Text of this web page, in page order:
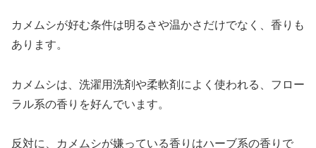
カメムシが好む条件は明るさや温かさだけでなく、香りも
あります。
カメムシは、洗濯用洗剤や柔軟剤によく使われる、フロー
ラル系の香りを好んでいます。
反対に、カメムシが嫌っている香りはハーブ系の香りで